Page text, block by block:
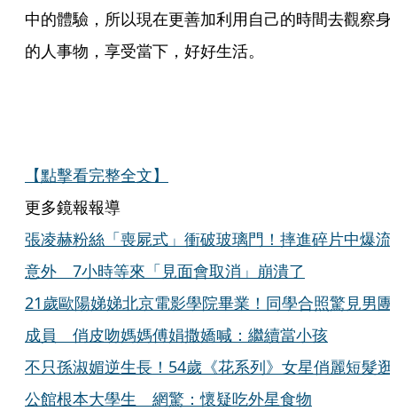
中的體驗，所以現在更善加利用自己的時間去觀察身
的人事物，享受當下，好好生活。
【點擊看完整全文】
更多鏡報報導
張凌赫粉絲「喪屍式」衝破玻璃門！摔進碎片中爆流
意外 7小時等來「見面會取消」崩潰了
21歲歐陽娣娣北京電影學院畢業！同學合照驚見男團
成員 俏皮吻媽媽傅娟撒嬌喊：繼續當小孩
不只孫淑媚逆生長！54歲《花系列》女星俏麗短髮逛
公館根本大學生 網驚：懷疑吃外星食物